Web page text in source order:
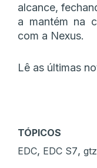
alcance,
a mantém na
com a Nexus.
Lê as últimas
TÓPICOS
EDC, EDC S7, gtz